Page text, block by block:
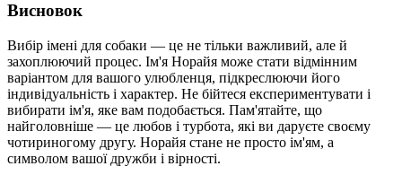
Висновок
Вибір імені для собаки — це не тільки важливий, але й
захоплюючий процес. Ім'я Норайя може стати відмінним
варіантом для вашого улюбленця, підкреслюючи його
індивідуальність і характер. Не бійтеся експериментувати і
вибирати ім'я, яке вам подобається. Пам'ятайте, що
найголовніше — це любов і турбота, які ви даруєте своєму
чотириногому другу. Норайя стане не просто ім'ям, а
символом вашої дружби і вірності.